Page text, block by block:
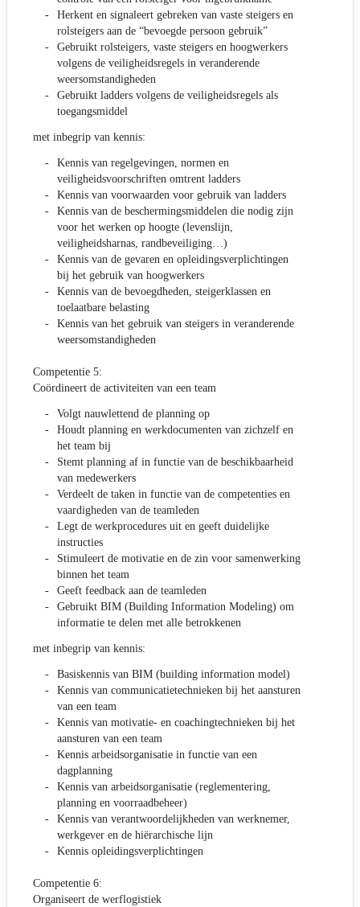
Herkent en signaleert gebreken van vaste steigers en
rolsteigers aan de “bevoegde persoon gebruik”
Gebruikt rolsteigers, vaste steigers en hoogwerkers
volgens de veiligheidsregels in veranderende
weersomstandigheden
Gebruikt ladders volgens de veiligheidsregels als
toegangsmiddel
met inbegrip van kennis:
Kennis van regelgevingen, normen en
veiligheidsvoorschriften omtrent ladders
Kennis van voorwaarden voor gebruik van ladders
Kennis van de beschermingsmiddelen die nodig zijn
voor het werken op hoogte (levenslijn,
veiligheidsharnas, randbeveiliging…)
Kennis van de gevaren en opleidingsverplichtingen
bij het gebruik van hoogwerkers
Kennis van de bevoegdheden, steigerklassen en
toelaatbare belasting
Kennis van het gebruik van steigers in veranderende
weersomstandigheden
Competentie 5:
Coördineert de activiteiten van een team
Volgt nauwlettend de planning op
Houdt planning en werkdocumenten van zichzelf en
het team bij
Stemt planning af in functie van de beschikbaarheid
van medewerkers
Verdeelt de taken in functie van de competenties en
vaardigheden van de teamleden
Legt de werkprocedures uit en geeft duidelijke
instructies
Stimuleert de motivatie en de zin voor samenwerking
binnen het team
Geeft feedback aan de teamleden
Gebruikt BIM (Building Information Modeling) om
informatie te delen met alle betrokkenen
met inbegrip van kennis:
Basiskennis van BIM (building information model)
Kennis van communicatietechnieken bij het aansturen
van een team
Kennis van motivatie- en coachingtechnieken bij het
aansturen van een team
Kennis arbeidsorganisatie in functie van een
dagplanning
Kennis van arbeidsorganisatie (reglementering,
planning en voorraadbeheer)
Kennis van verantwoordelijkheden van werknemer,
werkgever en de hiërarchische lijn
Kennis opleidingsverplichtingen
Competentie 6:
Organiseert de werflogistiek